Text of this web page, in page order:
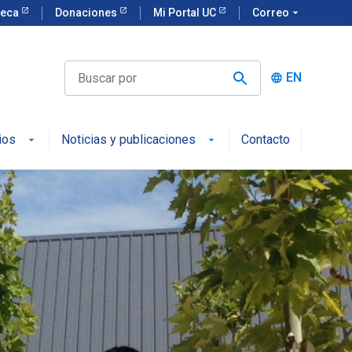
Donaciones Mi Portal UC Correo arrow_drop_down
language EN
Noticias y publicaciones Contacto